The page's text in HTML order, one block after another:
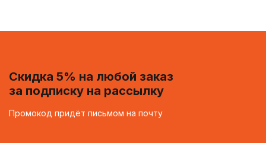
Скидка 5% на любой заказ
за подписку на рассылку
Промокод придёт письмом на почту